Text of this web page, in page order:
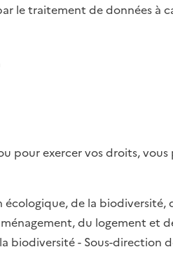
le traitement de données à
pour exercer vos droits,
de la biodiversité,
du logement et
biodiversité - Sous-direction